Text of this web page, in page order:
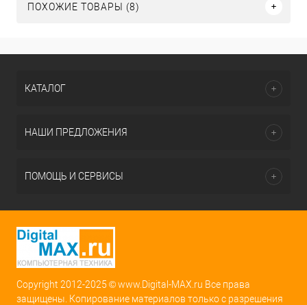
ПОХОЖИЕ ТОВАРЫ (8)
КАТАЛОГ
НАШИ ПРЕДЛОЖЕНИЯ
ПОМОЩЬ И СЕРВИСЫ
Copyright 2012-2025 © www.Digital-MAX.ru Все права
защищены. Копирование материалов только с разрешения